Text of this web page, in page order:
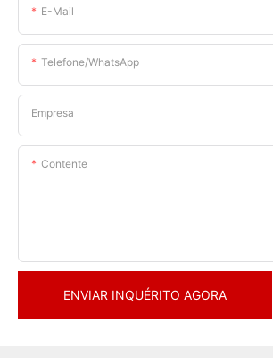
E-Mail
Telefone/WhatsApp
Empresa
Contente
ENVIAR INQUÉRITO AGORA